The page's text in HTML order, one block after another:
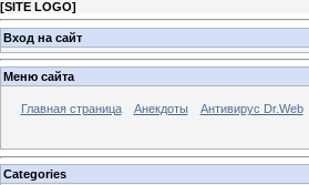
[SITE LOGO]
Вход на сайт
Меню сайта
Главная страница Анекдоты Антивирус Dr.Web
Categories